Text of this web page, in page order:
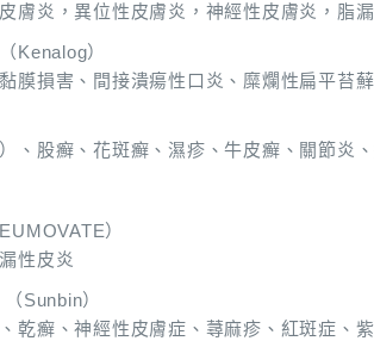
膚炎，異位性皮膚炎，神經性皮膚炎，脂
Kenalog）
膜損害、間接潰瘍性口炎、糜爛性扁平苔
、股癬、花斑癬、濕疹、牛皮癬、關節炎
）
性皮炎
Sunbin）
乾癬、神經性皮膚症、蕁麻疹、紅斑症、